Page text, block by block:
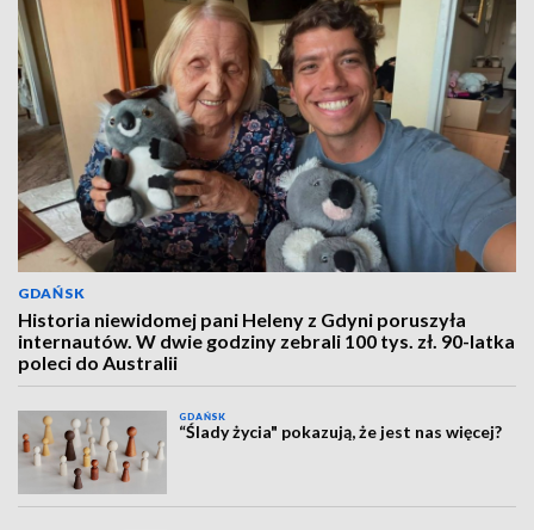
GDAŃSK
Historia niewidomej pani Heleny z Gdyni poruszyła
internautów. W dwie godziny zebrali 100 tys. zł. 90-latka
poleci do Australii
GDAŃSK
“Ślady życia" pokazują, że jest nas więcej?